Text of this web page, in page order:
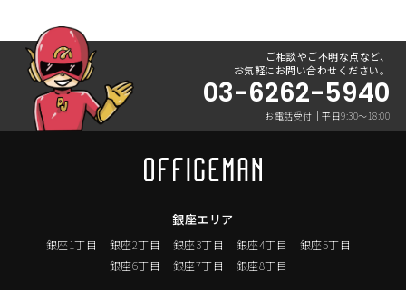
ご相談やご不明な点など、
お気軽にお問い合わせください。
03-6262-5940
お電話受付｜平日9:30〜18:00
銀座エリア
銀座1丁目 銀座2丁目 銀座3丁目 銀座4丁目
銀座5丁目
銀座6丁目
銀座7丁目 銀座8丁目